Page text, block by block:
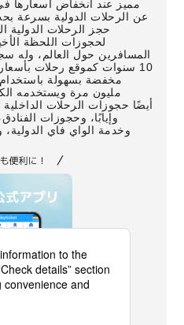
مميز عند انخفاض أسعارها
حجز الرحلات الدولية
لحجوزات اللحظة
10 سنوات كموقع رحلات
مليون مرة ويستخدمه
وإيابًا، وحجوزات
وخدمة الواي فاي